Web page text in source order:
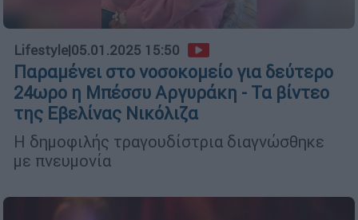
Lifestyle|05.01.2025 15:50
Παραμένει στο νοσοκομείο για δεύτερο
24ωρο η Μπέσσυ Αργυράκη - Τα βίντεο
της Εβελίνας Νικόλιζα
Η δημοφιλής τραγουδίστρια διαγνώσθηκε
με πνευμονία